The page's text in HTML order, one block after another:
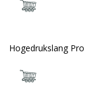
Hogedrukslang Pro